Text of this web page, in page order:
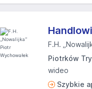
F.H.
Piotrków
wideo
Szybkie